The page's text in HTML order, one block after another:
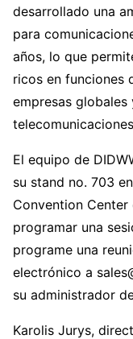
desarrollado una
para
años, lo que
ricos en funciones
empresas
El equipo de
su stand no. 703
Convention Center
programar una
programe una
electrónico a
su administrador
Karolis Jurys,